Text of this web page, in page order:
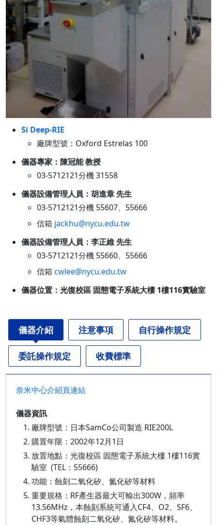
Si Deep-RIE
廠牌型號：Oxford Estrelas 100
儀器專家：陳冠能 教授
03-5712121分機 31558
儀器設備管理人員：胡進章 先生
03-5712121分機 55607、55666
信箱 jackhu@nycu.edu.tw
儀器設備管理人員：李正維 先生
03-5712121分機 55660、55666
信箱 cwlee@nycu.edu.tw
儀器位置：光復校區 固態電子系統大樓 1樓116實驗室
儀器介紹 注意事項 自行操作規定
委託操作規定 收費標準
奈米中心介紹頁連結
儀器資訊
廠牌型號：日本SamCo公司製造 RIE200L
購置年限：2002年12月1日
放置地點：光復校區 固態電子系統大樓 1樓116實
驗室 (TEL：55666)
功能：蝕刻二氧化矽、氮化矽等材料
重要規格：RF產生器最大可輸出300W，頻率
13.56MHz，本蝕刻系統可通入CF4、O2、SF6、
CHF3等氣體蝕刻二氧化矽、氮化矽等材料。